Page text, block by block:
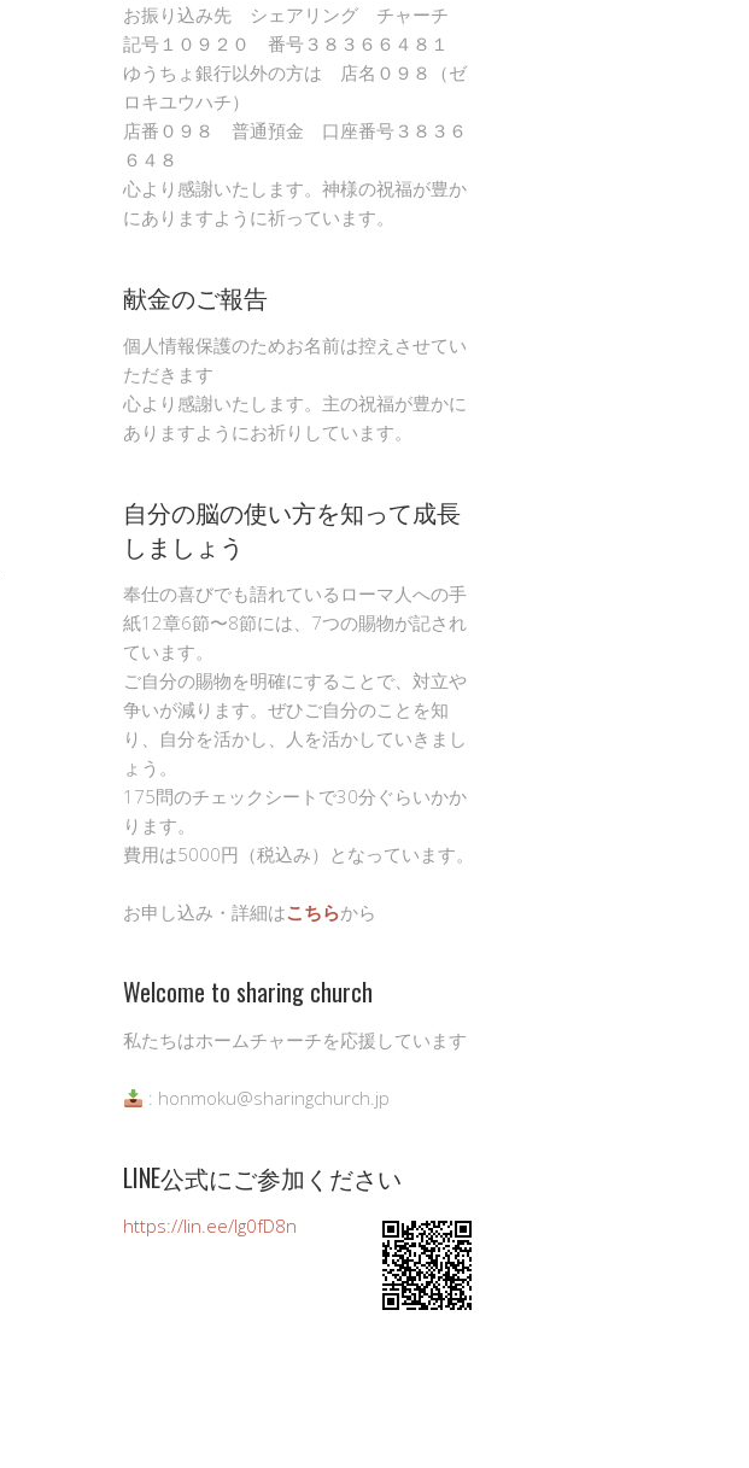
お振り込み先 シェアリング チャーチ
記号１０９２０ 番号３８３６６４８１
ゆうちょ銀行以外の方は 店名０９８（ゼ
ロキユウハチ）
店番０９８ 普通預金 口座番号３８３６
６４８
心より感謝いたします。神様の祝福が豊か
にありますように祈っています。
献金のご報告
個人情報保護のためお名前は控えさせてい
ただきます
心より感謝いたします。主の祝福が豊かに
ありますようにお祈りしています。
自分の脳の使い方を知って成長
しましょう
奉仕の喜びでも語れているローマ人への手
紙12章6節〜8節には、7つの賜物が記され
ています。
ご自分の賜物を明確にすることで、対立や
争いが減ります。ぜひご自分のことを知
り、自分を活かし、人を活かしていきまし
ょう。
175問のチェックシートで30分ぐらいかか
ります。
費用は5000円（税込み）となっています。
お申し込み・詳細はこちらから
Welcome to sharing church
私たちはホームチャーチを応援しています
: honmoku@sharingchurch.jp
LINE公式にご参加ください
https://lin.ee/Ig0fD8n